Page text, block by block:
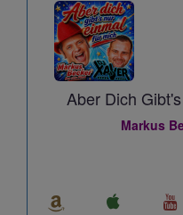
Aber Dich
Markus